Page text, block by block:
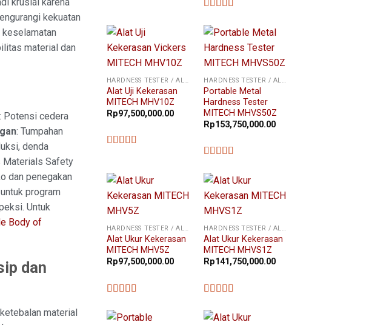
kekuatan
material dan
: Potensi cedera
: Tumpahan
denda
Materials Safety
dan penegakan
program
Untuk
Body of
dan
material
HARDNESS TESTER / ALAT UKUR KEKERASAN
Alat Uji Kekerasan
MITECH MHV10Z
Rp97,500,000.00
HARDNESS TESTER / ALAT UKUR KEKERASAN
Portable Metal
Hardness Tester
MITECH MHVS50Z
Rp153,750,000.00
HARDNESS TESTER / ALAT UKUR KEKERASAN
Alat Ukur Kekerasan
MITECH MHV5Z
Rp97,500,000.00
HARDNESS TESTER / ALAT UKUR KEKERASAN
Alat Ukur Kekerasan
MITECH MHVS1Z
Rp141,750,000.00